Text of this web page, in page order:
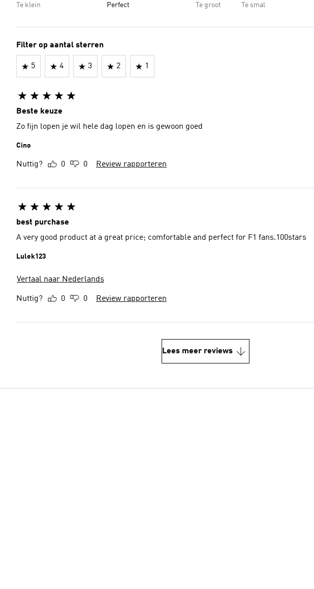
Te klein Perfect Te groot Te smal
Filter op aantal sterren
5 4 3 2 1
Beste keuze
Zo fijn lopen je wil hele dag lopen en is gewoon goed
Cino
Nuttig? 0 0 Review rapporteren
best purchase
A very good product at a great price; comfortable and perfect for F1 fans.100stars
Lulek123
Vertaal naar Nederlands
Nuttig? 0 0 Review rapporteren
Lees meer reviews